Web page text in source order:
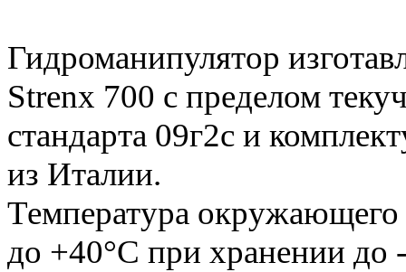
Гидроманипулятор
Strenx 700 с пределом
стандарта 09г2с и
из Италии.
Температура окружающего
до +40°С при хранении до